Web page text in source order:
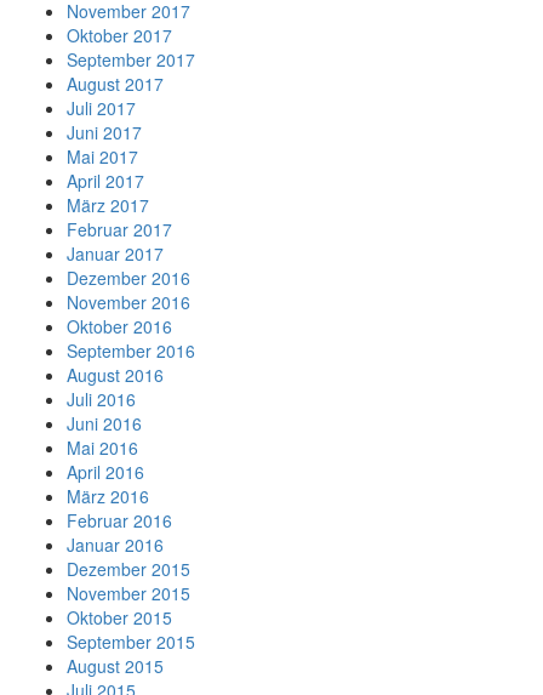
November 2017
Oktober 2017
September 2017
August 2017
Juli 2017
Juni 2017
Mai 2017
April 2017
März 2017
Februar 2017
Januar 2017
Dezember 2016
November 2016
Oktober 2016
September 2016
August 2016
Juli 2016
Juni 2016
Mai 2016
April 2016
März 2016
Februar 2016
Januar 2016
Dezember 2015
November 2015
Oktober 2015
September 2015
August 2015